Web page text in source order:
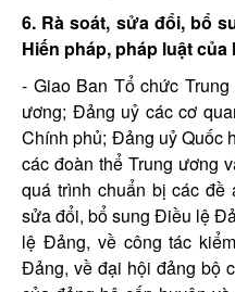
6. Rà soát, sửa đổi, bổ
Hiến pháp, pháp luật
- Giao Ban Tổ chức
ương; Đảng uỷ các cơ
Chính phủ; Đảng uỷ Quốc
các đoàn thể Trung ương
quá trình chuẩn bị các đề
sửa đổi, bổ sung Điều lệ
lệ Đảng, về công tác
Đảng, về đại hội đảng bộ